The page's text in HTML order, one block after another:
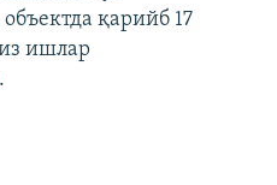
қарийб 17
ишлар